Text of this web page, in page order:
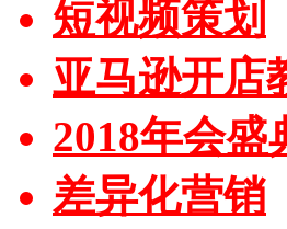
短视频策划
亚马逊开店
2018年会盛
差异化营销